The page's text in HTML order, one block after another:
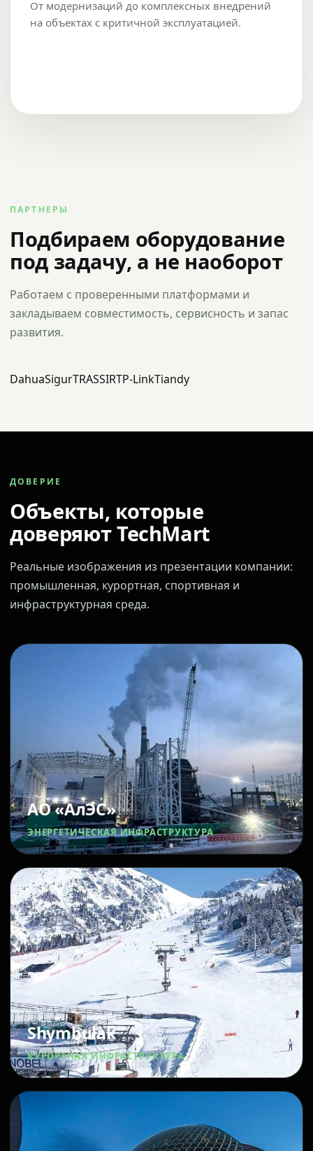
От модернизаций до комплексных внедрений
на объектах с критичной эксплуатацией.
ПАРТНЕРЫ
Подбираем оборудование
под задачу, а не наоборот
Работаем с проверенными платформами и
закладываем совместимость, сервисность и запас
развития.
DahuaSigurTRASSIRTP-LinkTiandy
ДОВЕРИЕ
Объекты, которые
доверяют TechMart
Реальные изображения из презентации компании:
промышленная, курортная, спортивная и
инфраструктурная среда.
АО «АлЭС»
ЭНЕРГЕТИЧЕСКАЯ ИНФРАСТРУКТУРА
Shymbulak
КУРОРТНАЯ ИНФРАСТРУКТУРА